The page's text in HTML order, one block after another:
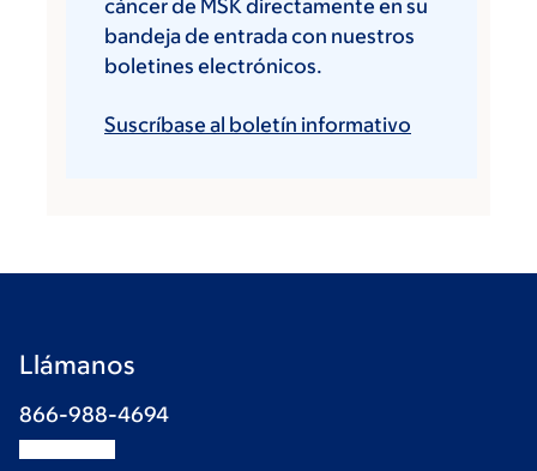
cáncer de MSK directamente en su
bandeja de entrada con nuestros
boletines electrónicos.
Suscríbase al boletín informativo
Llámanos
866-988-4694